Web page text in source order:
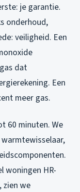
je garantie.
onderhoud,
veiligheid. Een
dat
Een
meer gas.
60 minuten. We
woningen HR-
zien we